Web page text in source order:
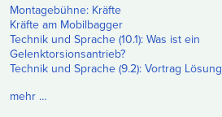
Montagebühne: Kräfte
Kräfte am Mobilbagger
Technik und Sprache (10.1): Was ist ein
Gelenktorsionsantrieb?
Technik und Sprache (9.2): Vortrag Lösung
mehr …